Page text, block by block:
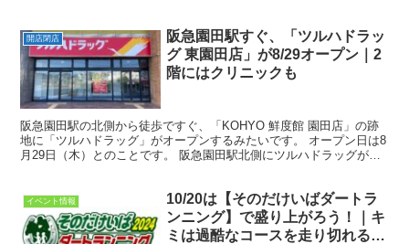
開店閉店
阪急園田駅すぐ、「ツルハドラッ
グ 東園田店」が8/29オープン｜2
階にはクリニックも
阪急園田駅の北側から徒歩ですぐ、「KOHYO 鮮度館 園田店」の跡
地に「ツルハドラッグ」がオープンするみたいです。 オープン日は8
月29日（木）とのことです。 阪急園田駅北側にツルハドラッグが
イベント情報
10/20は【そのだけいばダートラ
ンニング】で盛り上がろう！｜キ
ミは過酷なコースを走り切れる